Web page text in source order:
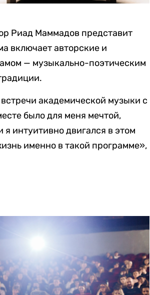
Риад Маммадов представит
включает авторские и
— музыкально-поэтическим
академической музыки с
было для меня мечтой,
интуитивно двигался в этом
именно в такой программе»,